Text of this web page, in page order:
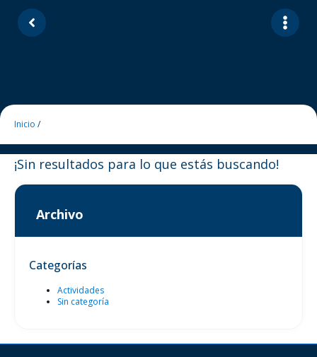
Inicio /
¡Sin resultados para lo que estás buscando!
Archivo
Categorías
Actividades
Sin categoría